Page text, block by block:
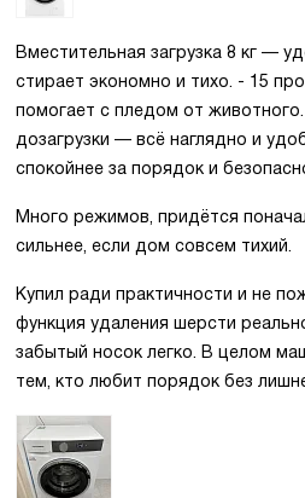
Вместительная загрузка 8 кг —
стирает экономно и тихо. - 15
помогает с пледом от
дозагрузки — всё наглядно и
спокойнее за порядок и
Много режимов, придётся
сильнее, если дом совсем тихий.
Купил ради практичности и не
функция удаления шерсти
забытый носок легко. В целом
тем, кто любит порядок без